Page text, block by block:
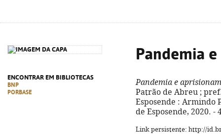
ENCONTRAR EM BIBLIOTECAS
BNP
PORBASE
Pandemia
Pandemia e
Patrão de Abreu ;
Esposende : Armindo
de Esposende, 2020. -
Link persistente: http://